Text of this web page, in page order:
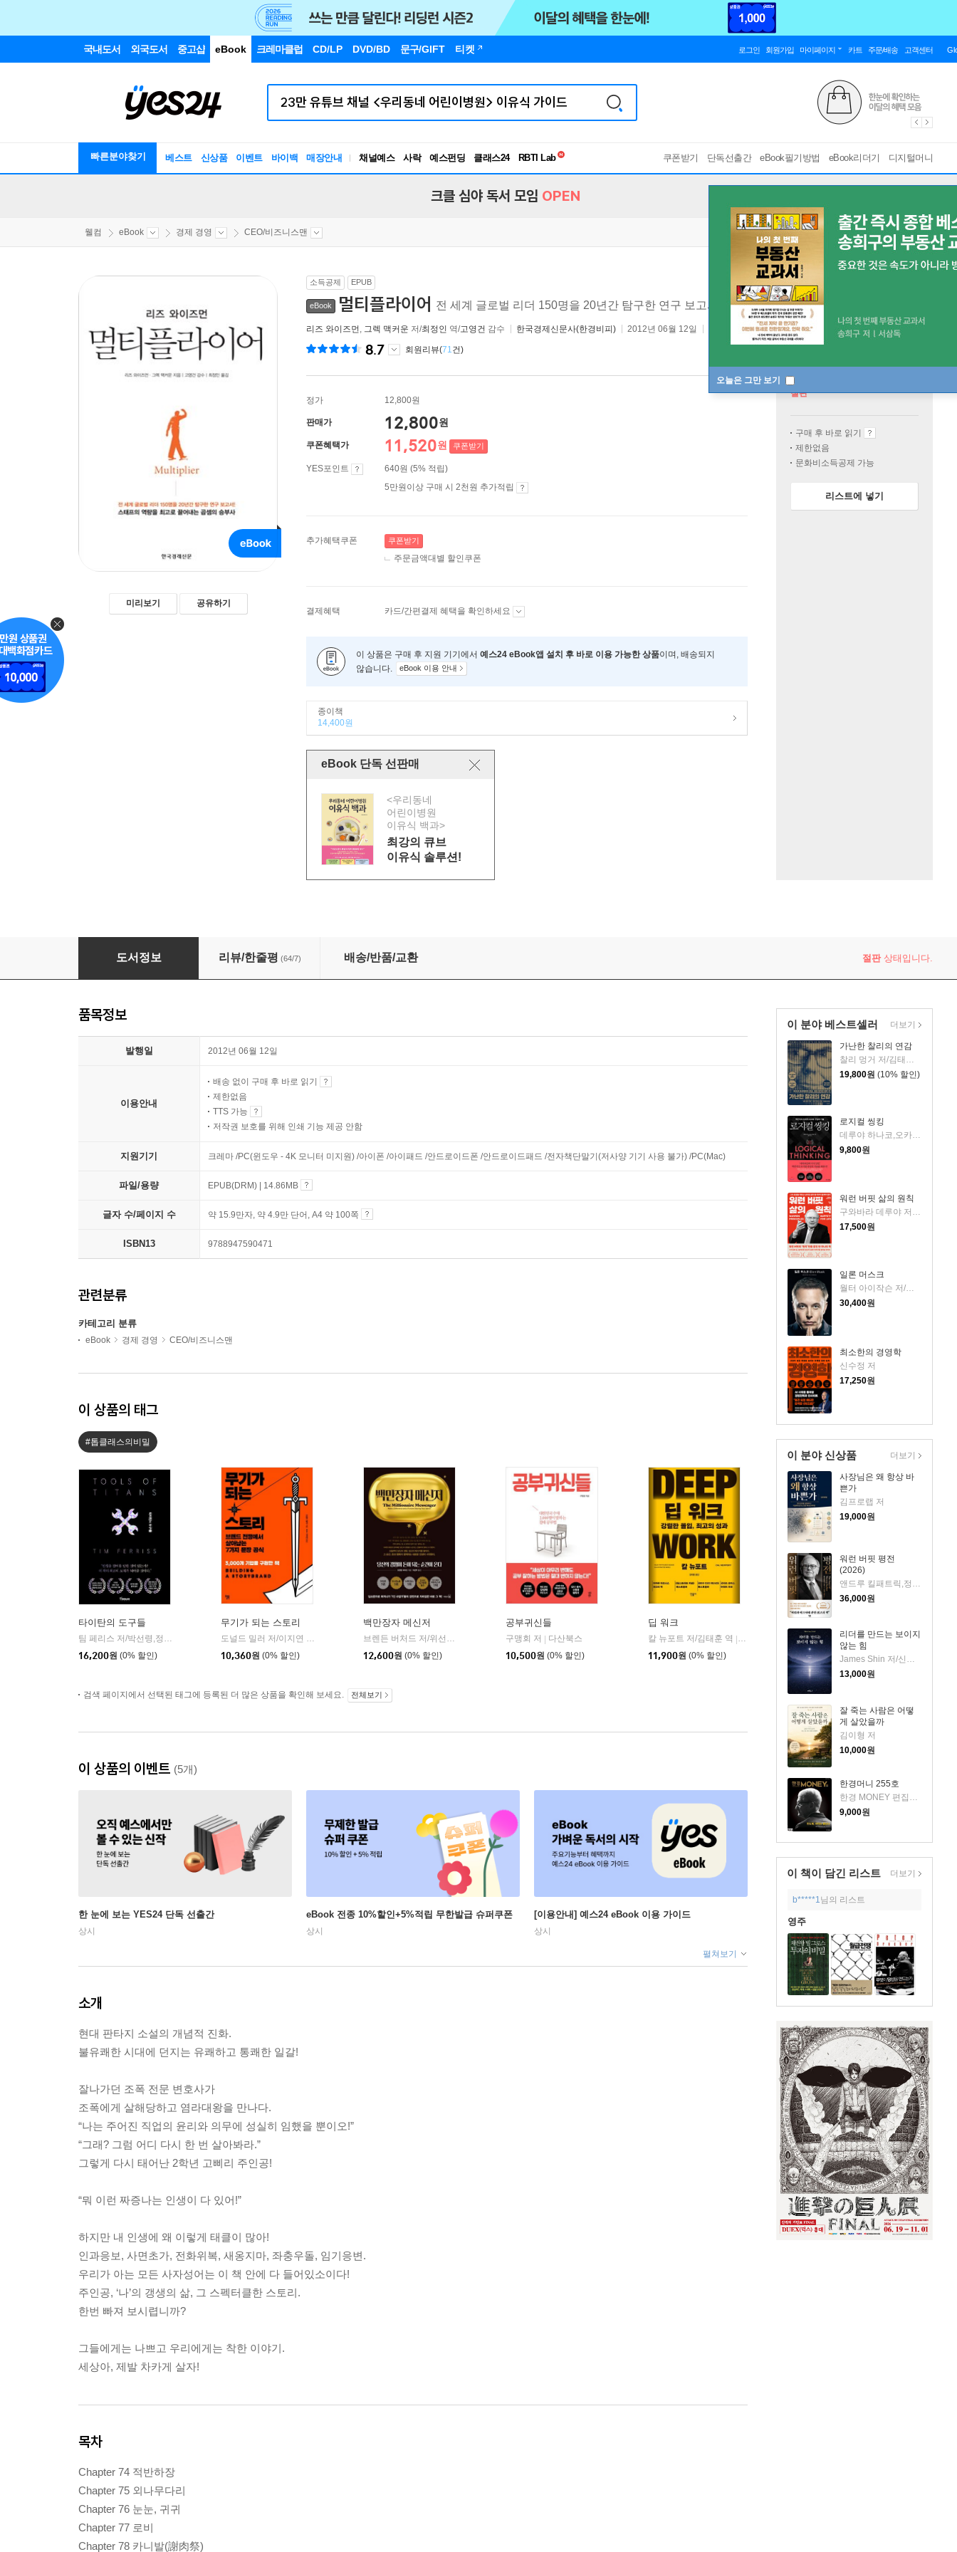
국내도서 외국도서 중고샵 eBook 크레마클럽 CD/LP DVD/BD 문구/GIFT 티켓 로그인 회원가입 마이페이지 카트 주문/배송 고객센터
빠른분야찾기 베스트 신상품 이벤트 바이백 매장안내 채널예스 사락 예스펀딩 클래스24
독서유형검사
쿠폰받기 단독선출간 eBook필기방법 eBook리더기 디지털머니
오늘은 그만 보기
크클 심야 독서 모임 OPEN
웰컴 eBook 경제 경영 CEO/비즈니스맨
미리보기 공유하기
소득공제 EPUB
eBook 멀티플라이어 전 세계 글로벌 리더 150명을 20년간 탐구한 연구 보고서 [ EPUB ]
리즈 와이즈먼 , 그렉 맥커운 저/최정인 역/고영건 감수 한국경제신문사(한경비피) 2012년 06월 12일 Multipliers
8.7 회원리뷰(71건)
정가 12,800원
판매가 12,800원
쿠폰혜택가 11,520원 쿠폰받기
YES포인트
640원 (5% 적립)
5만원이상 구매 시 2천원 추가적립
추가혜택쿠폰 쿠폰받기
주문금액대별 할인쿠폰
결제혜택 카드/간편결제 혜택을 확인하세요
이 상품은 구매 후 지원 기기에서 예스24 eBook앱 설치 후 바로 이용 가능한 상품이며, 배송되지
않습니다.
eBook 이용 안내
종이책
14,400원
eBook 단독 선판매
<우리동네
어린이병원
이유식 백과>
최강의 큐브
이유식 솔루션!
절판
구매 후 바로 읽기
제한없음
문화비소득공제 가능
리스트에 넣기
멀티플라이어
도서정보 리뷰/한줄평 (64/7) 배송/반품/교환 절판상태입니다.
이 분야 베스트셀러
가난한 찰리의 연감
찰리 멍거 저/김태훈 역
19,800원 (10% 할인)
로지컬 씽킹
데루야 하나코,오카다 게이코 공저/김윤경 역/현창혁 감수
9,800원
워런 버핏 삶의 원칙
구와바라 데루야 저/지소연 역
17,500원
일론 머스크
월터 아이작슨 저/안진환 역
30,400원
최소한의 경영학
신수정 저
17,250원
더보기
이 분야 신상품
사장님은 왜 항상 바
쁜가
김프로랩 저
19,000원
워런 버핏 평전
(2026)
앤드루 킬패트릭,정주용 저/안진환,김기준 역
36,000원
리더를 만드는 보이지
않는 힘
13,000원
잘 죽는 사람은 어떻
게 살았을까
김이형 저
10,000원
한경머니 255호
한경 MONEY 편집부 저
9,000원
더보기
이 책이 담긴 리스트 더보기
b*****1님의 리스트
영주
품목정보
발행일 2012년 06월 12일
이용안내
배송 없이 구매 후 바로 읽기
제한없음
TTS 가능
저작권 보호를 위해 인쇄 기능 제공 안함
지원기기 크레마 /PC(윈도우 - 4K 모니터 미지원) /아이폰 /아이패드 /안드로이드폰 /안드로이드패드 /전자책단말기(저사양 기기 사용 불가) /PC(Mac)
파일/용량 EPUB(DRM) | 14.86MB
글자 수/페이지 수 약 15.9만자, 약 4.9만 단어, A4 약 100쪽
ISBN13 9788947590471
관련분류
카테고리 분류
eBook 경제 경영 CEO/비즈니스맨
이 상품의 태그
#톱클래스의비밀
타이탄의 도구들
팀 페리스 저/박선령,정지현 공역
토네이도
16,200원 (0% 할인)
무기가 되는 스토리
도널드 밀러 저/이지연 역
10,360원 (0% 할인)
백만장자 메신저
브렌든 버처드 저/위선주 역
12,600원 (0% 할인)
공부귀신들
구맹회 저
다산북스
10,500원 (0% 할인)
딥 워크
칼 뉴포트 저/김태훈 역
민음사
11,900원 (0% 할인)
검색 페이지에서 선택된 태그에 등록된 더 많은 상품을 확인해 보세요. 전체보기
이 상품의 이벤트 (5개)
한 눈에 보는 YES24 단독 선출간
상시
eBook 전종 10%할인+5%적립 무한발급 슈퍼쿠폰
상시
[이용안내] 예스24 eBook 이용 가이드
상시
펼쳐보기
소개
현대 판타지 소설의 개념적 진화.
불유쾌한 시대에 던지는 유쾌하고 통쾌한 일갈!
잘나가던 조폭 전문 변호사가
조폭에게 살해당하고 염라대왕을 만나다.
“나는 주어진 직업의 윤리와 의무에 성실히 임했을 뿐이오!”
“그래? 그럼 어디 다시 한 번 살아봐라.”
그렇게 다시 태어난 2학년 고삐리 주인공!
“뭐 이런 짜증나는 인생이 다 있어!”
하지만 내 인생에 왜 이렇게 태클이 많아!
인과응보, 사면초가, 전화위복, 새옹지마, 좌충우돌, 임기응변.
우리가 아는 모든 사자성어는 이 책 안에 다 들어있소이다!
주인공, ‘나’의 갱생의 삶, 그 스펙터클한 스토리.
한번 빠져 보시렵니까?
그들에게는 나쁘고 우리에게는 착한 이야기.
세상아, 제발 차카게 살자!
목차
Chapter 74 적반하장
Chapter 75 외나무다리
Chapter 76 눈눈, 귀귀
Chapter 77 로비
Chapter 78 카니발(謝肉祭)